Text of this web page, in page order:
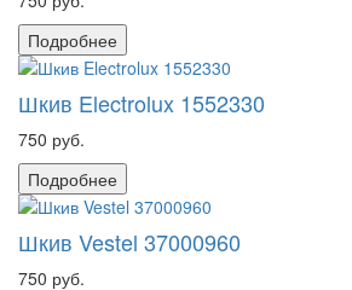
Подробнее
Шкив Electrolux 1552330
750 руб.
Подробнее
Шкив Vestel 37000960
750 руб.